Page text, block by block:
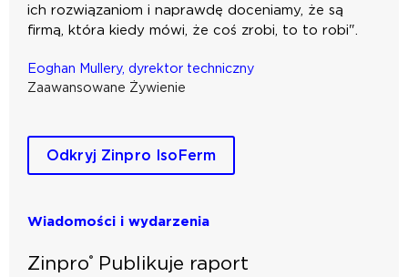
ich rozwiązaniom i naprawdę doceniamy, że są
firmą, która kiedy mówi, że coś zrobi, to to robi".
Eoghan Mullery, dyrektor techniczny
Zaawansowane Żywienie
Odkryj Zinpro IsoFerm
Wiadomości i wydarzenia
Zinpro®
Publikuje raport